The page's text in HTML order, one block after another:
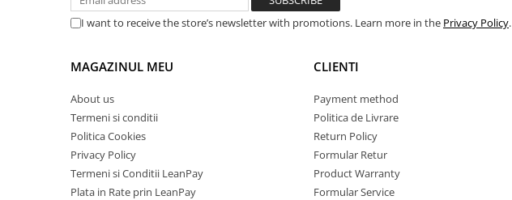
Fossibot Products
Mobile Phones Fossibot
Oukitel Products
Mobile Phones Oukitel
Tablets Oukitel
Gift Card EV
STATII DE INCARCARE EV
I want to receive the store’s newsletter with promotions. Learn more in the Privacy Policy.
MAGAZINUL MEU
About us
Termeni si conditii
Politica Cookies
Privacy Policy
Termeni si Conditii LeanPay
Plata in Rate prin LeanPay
CLIENTI
Payment method
Politica de Livrare
Return Policy
Formular Retur
Product Warranty
Formular Service